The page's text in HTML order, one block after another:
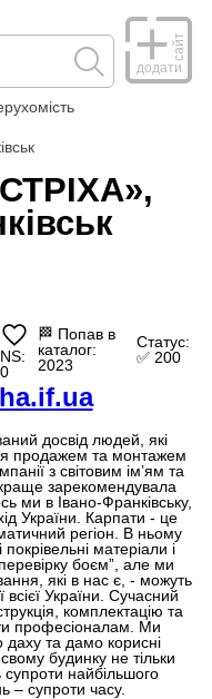
додати
сайт
NS:
0
🏁 Попав в
каталог:
2023
Статус:
✅ 200
досвід людей, які
продажем та монтажем
з світовим ім’ям та
зарекомендувала
ми в Івано-Франківську,
України. Карпати - це
регіон. В ньому
матеріали і
боєм”, але ми
які в нас є, - можуть
України. Сучасний
комплектацію та
професіоналам. Ми
та дамо корисні
будинку не тільки
супроти найбільшого
– супроти часу.